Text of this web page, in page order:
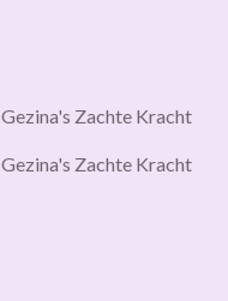
Zachte Kracht
Zachte Kracht